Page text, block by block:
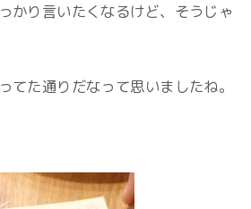
かり言いたくなるけど、そうじゃ
てた通りだなって思いましたね。